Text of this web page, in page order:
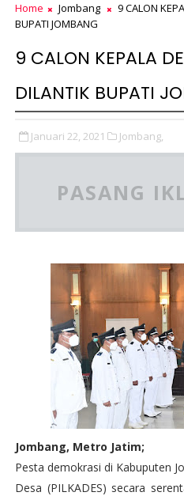
Home Jombang
9 CALON
BUPATI JOMBANG
9 CALON KEPALA
DILANTIK BUPATI
Januari 22, 2021 Jombang,
PASANG
Jombang, Metro Jatim;
Pesta demokrasi di Kabuputen
Desa (PILKADES) secara